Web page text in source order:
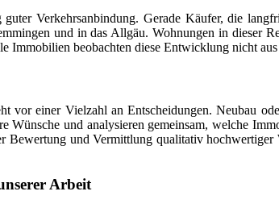
Verkehrsanbindung. Gerade Käufer, die
und in das Allgäu. Wohnungen in dieser
beobachten diese Entwicklung nicht
einer Vielzahl an Entscheidungen. Neubau
Wünsche und analysieren gemeinsam, welche
und Vermittlung qualitativ
Arbeit